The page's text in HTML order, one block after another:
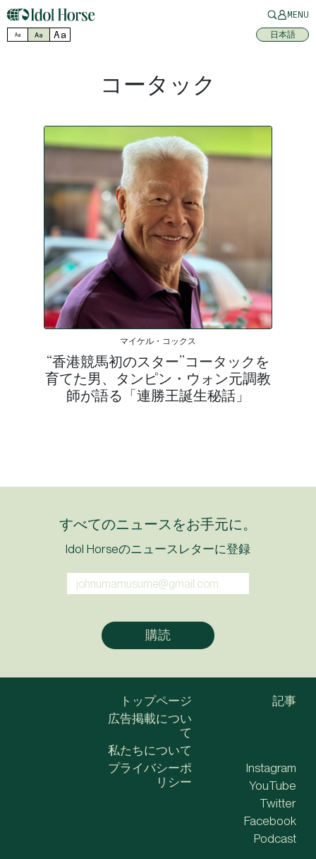
MENU
Aa Aa Aa 日本語
コータック
マイケル・コックス
“香港競馬初のスター”コータックを
育てた男、タンピン・ウォン元調教
師が語る「連勝王誕生秘話」
すべてのニュースをお手元に。
Idol Horseのニュースレターに登録
トップページ
広告掲載につい
て
私たちについて
記事
プライバシーポ
リシー
Instagram
YouTube
Twitter
Facebook
Podcast